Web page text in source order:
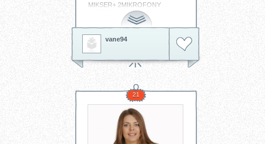
MIKSER+ 2MIKROFONY
MIC2XB Komplet zawiera
elementy umożliwiające
doskonałą zabawę - karaoke.
Mikser pozwala na podkładanie
pod muzykę głosów dwóch
osób. W zestawie znajduja się
dwa mikrofony MIC3BL i
specjalny, dedykowany pulpit
Producent VELLEMAN
muzyka
vane94
21